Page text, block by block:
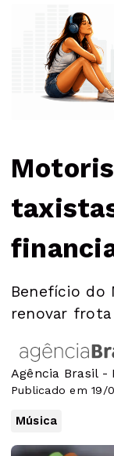
Benefício do
renovar frota
Agência Brasil -
Publicado em 19/
Música